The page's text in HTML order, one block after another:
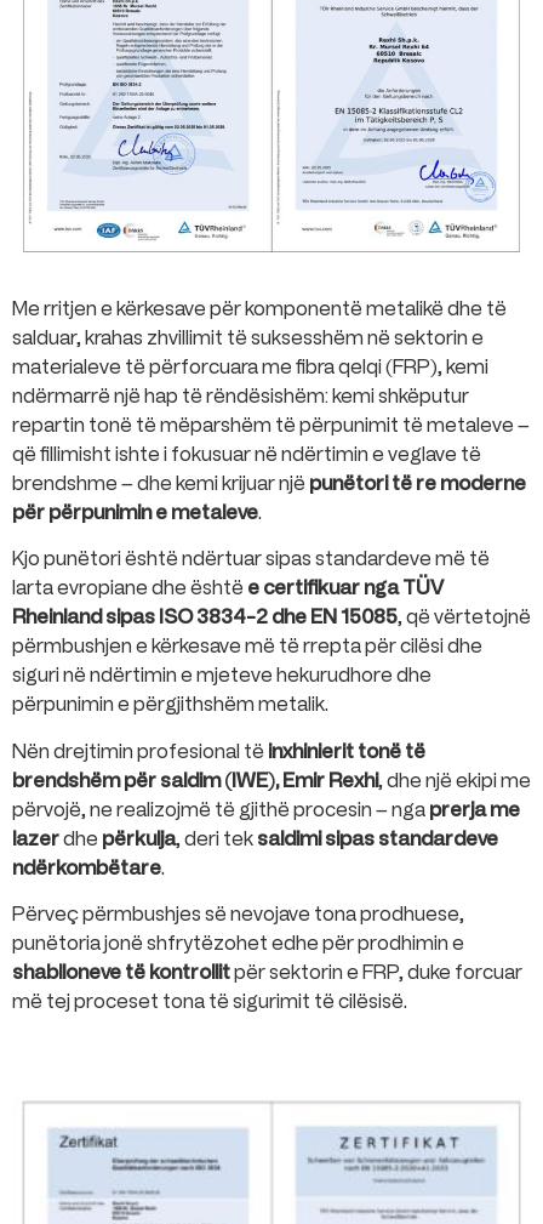
Me rritjen e kërkesave për komponentë metalikë dhe të
salduar, krahas zhvillimit të suksesshëm në sektorin e
materialeve të përforcuara me fibra qelqi (FRP), kemi
ndërmarrë një hap të rëndësishëm: kemi shkëputur
repartin tonë të mëparshëm të përpunimit të metaleve –
që fillimisht ishte i fokusuar në ndërtimin e veglave të
brendshme – dhe kemi krijuar një punëtori të re moderne
për përpunimin e metaleve.
Kjo punëtori është ndërtuar sipas standardeve më të
larta evropiane dhe është e certifikuar nga TÜV
Rheinland sipas ISO 3834-2 dhe EN 15085, që vërtetojnë
përmbushjen e kërkesave më të rrepta për cilësi dhe
siguri në ndërtimin e mjeteve hekurudhore dhe
përpunimin e përgjithshëm metalik.
Nën drejtimin profesional të inxhinierit tonë të
brendshëm për saldim (IWE), Emir Rexhi, dhe një ekipi me
përvojë, ne realizojmë të gjithë procesin – nga prerja me
lazerdhe përkulja, deri tek saldimi sipas standardeve
ndërkombëtare.
Përveç përmbushjes së nevojave tona prodhuese,
punëtoria jonë shfrytëzohet edhe për prodhimin e
shablloneve të kontrollitpër sektorin e FRP, duke forcuar
më tej proceset tona të sigurimit të cilësisë.